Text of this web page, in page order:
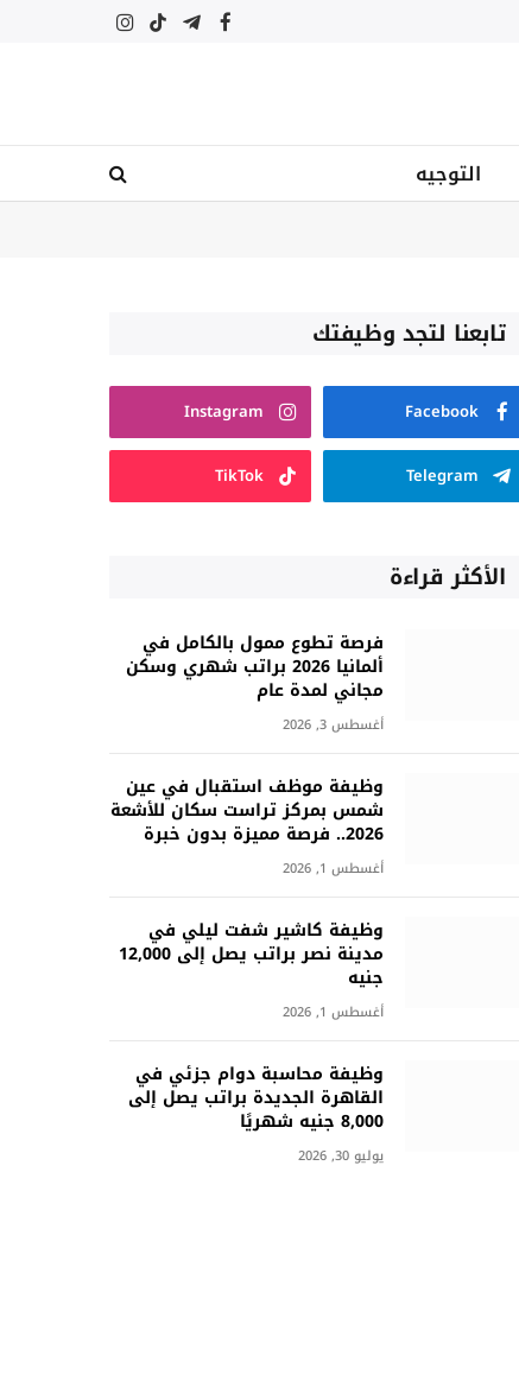
فيسبوكتيلقرامتيكتوكالانستغرام
التوجيه
تابعنا لتجد وظيفتك
Facebook
Instagram
Telegram
TikTok
الأكثر قراءة
فرصة تطوع ممول بالكامل في
ألمانيا 2026 براتب شهري وسكن
مجاني لمدة عام
أغسطس 3, 2026
وظيفة موظف استقبال في عين
شمس بمركز تراست سكان للأشعة
2026.. فرصة مميزة بدون خبرة
أغسطس 1, 2026
وظيفة كاشير شفت ليلي في
مدينة نصر براتب يصل إلى 12,000
جنيه
أغسطس 1, 2026
وظيفة محاسبة دوام جزئي في
القاهرة الجديدة براتب يصل إلى
8,000 جنيه شهريًا
يوليو 30, 2026